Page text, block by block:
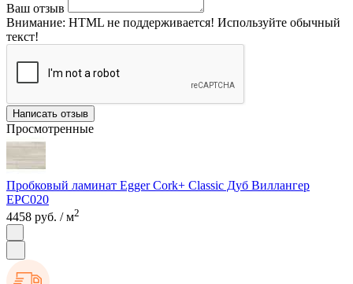
Ваш отзыв
Внимание: HTML не поддерживается! Используйте обычный
текст!
Написать отзыв
Просмотренные
Пробковый ламинат Egger Cork+ Classic Дуб Виллангер
EPC020
4458 руб. / м2